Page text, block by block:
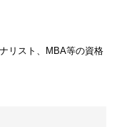
リスト、MBA等の資格